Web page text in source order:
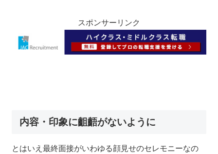
スポンサーリンク
内容・印象に齟齬がないように
とはいえ最終面接がいわゆる顔見せのセレモニーなの